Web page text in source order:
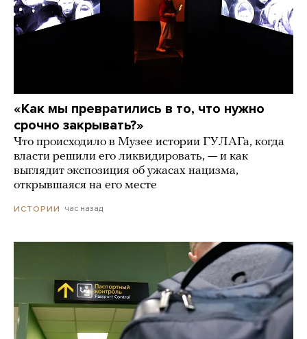
«Как мы превратились в то, что нужно
срочно закрывать?»
Что происходило в Музее истории ГУЛАГа, когда
власти решили его ликвидировать, — и как
выглядит экспозиция об ужасах нацизма,
открывшаяся на его месте
ИСТОРИИ час назад